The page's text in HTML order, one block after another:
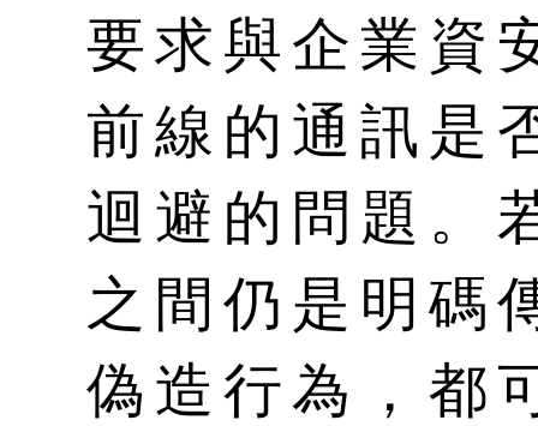
要求與企業資
前線的通訊是
迴避的問題。
之間仍是明碼
偽造行為，都